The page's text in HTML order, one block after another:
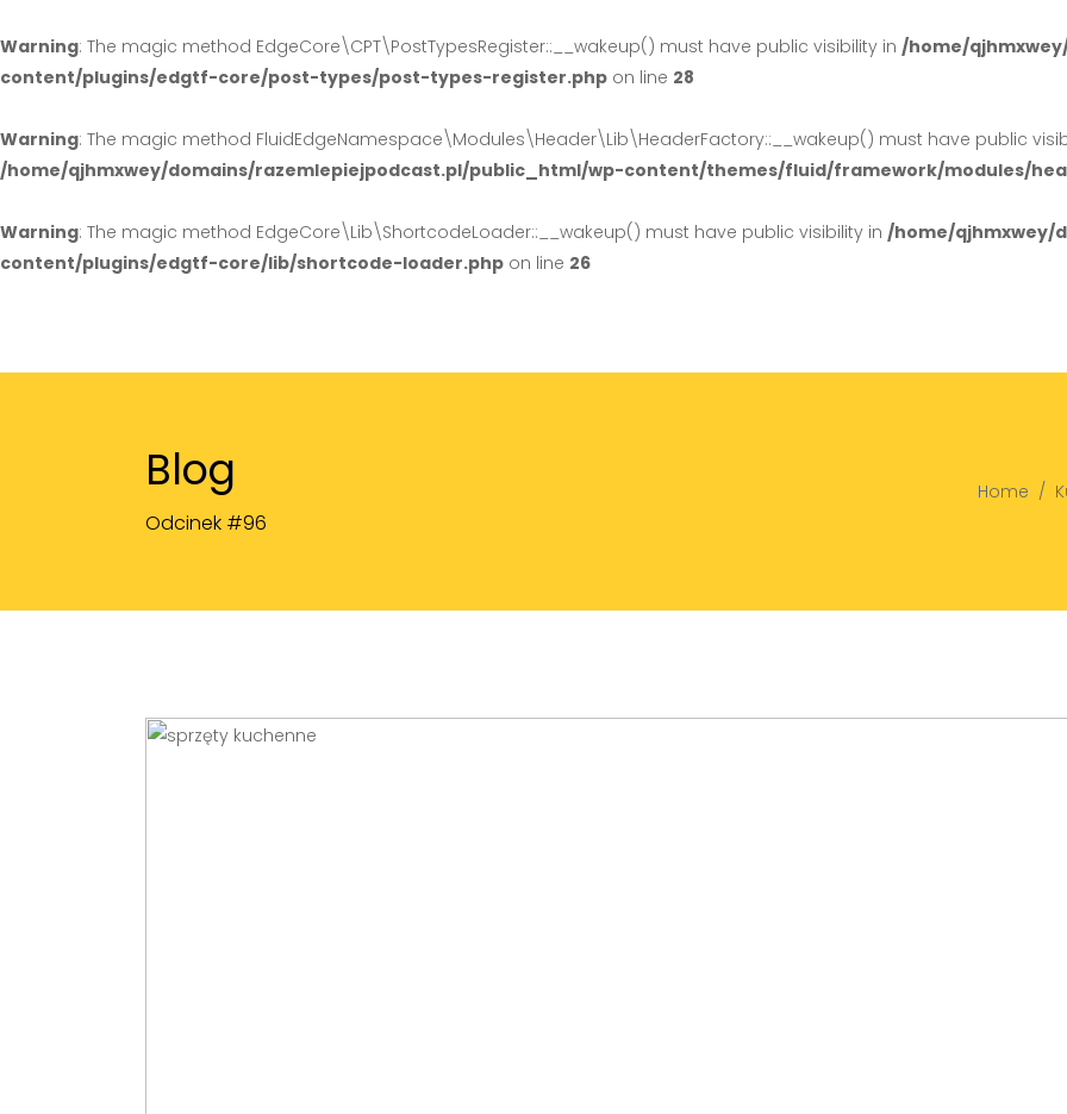
Warning: The magic method EdgeCore\CPT\PostTypesRegister::__wakeup() must have public visibility in /home/
content/plugins/edgtf-core/post-types/post-types-register.php on line 28
Warning: The magic method FluidEdgeNamespace\Modules\Header\Lib\HeaderFactory::__wakeup() must have public
/home/qjhmxwey/domains/razemlepiejpodcast.pl/public_html/wp-content/themes/fluid/framework/modules/
Warning: The magic method EdgeCore\Lib\ShortcodeLoader::__wakeup() must have public visibility in /home/qjhmxwey/
content/plugins/edgtf-core/lib/shortcode-loader.php on line 26
Blog
Odcinek #96
Home /